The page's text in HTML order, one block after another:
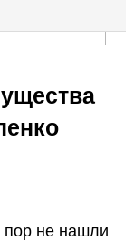
пор не нашли